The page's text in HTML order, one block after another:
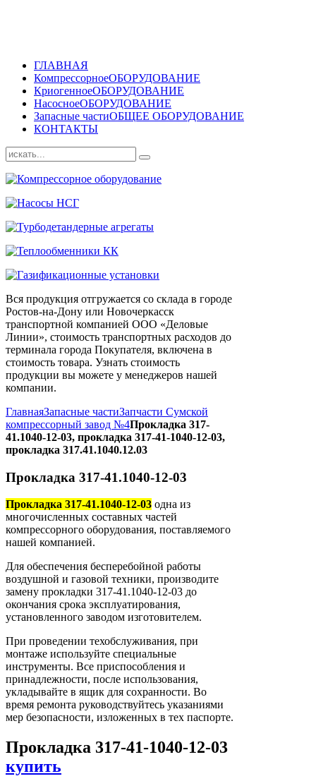
ГЛАВНАЯ
КомпрессорноеОБОРУДОВАНИЕ
КриогенноеОБОРУДОВАНИЕ
НасосноеОБОРУДОВАНИЕ
Запасные частиОБЩЕЕ ОБОРУДОВАНИЕ
КОНТАКТЫ
Вся продукция отгружается со склада в городе
Ростов-на-Дону или Новочеркасск
транспортной компанией ООО «Деловые
Линии», стоимость транспортных расходов до
терминала города Покупателя, включена в
стоимость товара. Узнать стоимость
продукции вы можете у менеджеров нашей
компании.
ГлавнаяЗапасные частиЗапчасти Сумской
компрессорный завод №4Прокладка 317-
41.1040-12-03, прокладка 317-41-1040-12-03,
прокладка 317.41.1040.12.03
Прокладка 317-41.1040-12-03
Прокладка 317-41.1040-12-03 одна из
многочисленных составных частей
компрессорного оборудования, поставляемого
нашей компанией.
Для обеспечения бесперебойной работы
воздушной и газовой техники, производите
замену прокладки 317-41.1040-12-03 до
окончания срока эксплуатирования,
установленного заводом изготовителем.
При проведении техобслуживания, при
монтаже используйте специальные
инструменты. Все приспособления и
принадлежности, после использования,
укладывайте в ящик для сохранности. Во
время ремонта руководствуйтесь указаниями
мер безопасности, изложенных в тех паспорте.
Прокладка 317-41-1040-12-03
купить